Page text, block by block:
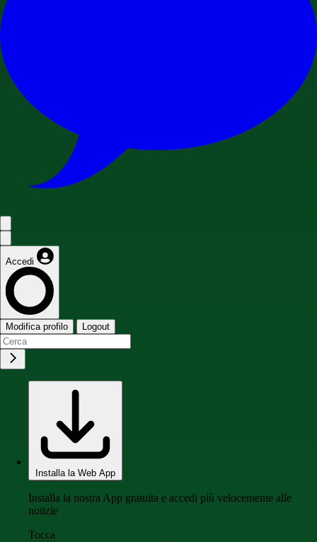
Accedi
Modifica profilo Logout
Installa la Web App
Installa la nostra App gratuita e accedi più velocemente alle
notizie
Tocca